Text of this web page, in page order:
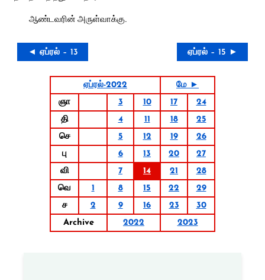
ஆண்டவரின் அருள்வாக்கு.
◄ ஏப்ரல் – 13 ஏப்ரல் – 15 ►
ஏப்ரல்-2022
மே ►
ஞா
3 10 17
24
தி
4 11 18
25
செ
5 12 19
26
பு
6 13 20
27
வி
7 14 21
28
வெ
1 8 15 22
29
ச
2 9 16 23
30
Archive
2022 2023